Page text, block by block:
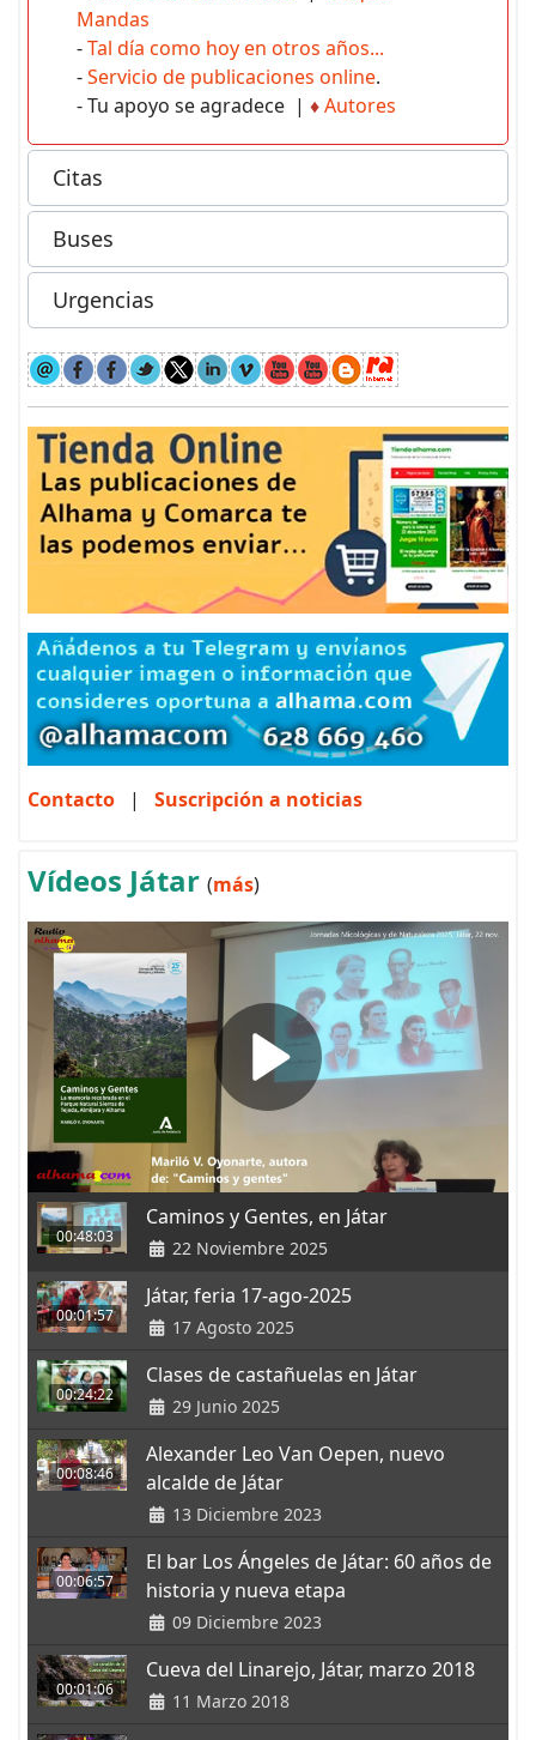
Mandas
-Tal día como hoy en otros años...
-Servicio de publicaciones online.
- Tu apoyo se agradece | ♦Autores
Citas
Buses
Urgencias
Contacto | Suscripción a noticias
Vídeos Játar (más)
00:48:03
Caminos y Gentes, en Játar
22 Noviembre 2025
00:01:57
Játar, feria 17-ago-2025
17 Agosto 2025
00:24:22
Clases de castañuelas en Játar
29 Junio 2025
00:08:46
Alexander Leo Van Oepen, nuevo
alcalde de Játar
13 Diciembre 2023
00:06:57
El bar Los Ángeles de Játar: 60 años de
historia y nueva etapa
09 Diciembre 2023
00:01:06
Cueva del Linarejo, Játar, marzo 2018
11 Marzo 2018